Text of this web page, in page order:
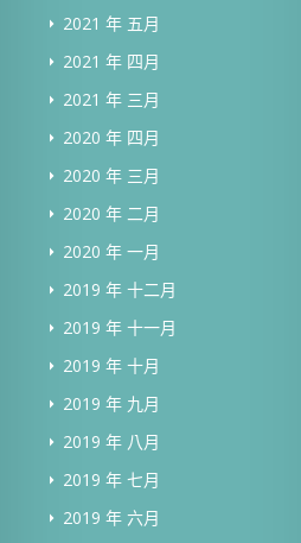
2021 年 五月
2021 年 四月
2021 年 三月
2020 年 四月
2020 年 三月
2020 年 二月
2020 年 一月
2019 年 十二月
2019 年 十一月
2019 年 十月
2019 年 九月
2019 年 八月
2019 年 七月
2019 年 六月